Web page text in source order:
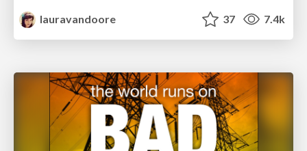
lauravandoore
37 7.4k